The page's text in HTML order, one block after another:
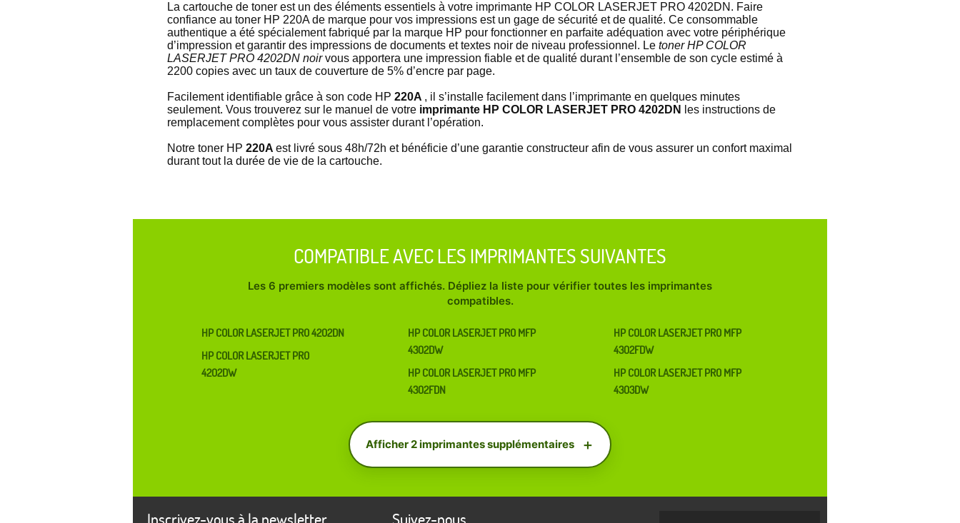
La cartouche de toner est un des éléments essentiels à votre imprimante HP COLOR LASERJET PRO 4202DN. Faire
confiance au toner HP 220A de marque pour vos impressions est un gage de sécurité et de qualité. Ce consommable
authentique a été spécialement fabriqué par la marque HP pour fonctionner en parfaite adéquation avec votre périphérique
d’impression et garantir des impressions de documents et textes noir de niveau professionnel. Le toner HP COLOR
LASERJET PRO 4202DN noirvous apportera une impression fiable et de qualité durant l’ensemble de son cycle estimé à
2200 copies avec un taux de couverture de 5% d’encre par page.
Facilement identifiable grâce à son code HP 220A , il s’installe facilement dans l’imprimante en quelques minutes
seulement. Vous trouverez sur le manuel de votre imprimante HP COLOR LASERJET PRO 4202DN
les instructions de
remplacement complètes pour vous assister durant l’opération.
Notre toner HP 220A est livré sous 48h/72h et bénéficie d’une garantie constructeur afin de vous assurer un confort maximal
durant tout la durée de vie de la cartouche.
COMPATIBLE AVEC LES IMPRIMANTES SUIVANTES
Les 6 premiers modèles sont affichés. Dépliez la liste pour vérifier toutes les imprimantes
compatibles.
HP COLOR LASERJET PRO 4202DN
HP COLOR LASERJET PRO
4202DW
HP COLOR LASERJET PRO MFP
4302DW
HP COLOR LASERJET PRO MFP
4302FDN
HP COLOR LASERJET PRO MFP
4302FDW
HP COLOR LASERJET PRO MFP
4303DW
Afficher 2 imprimantes supplémentaires